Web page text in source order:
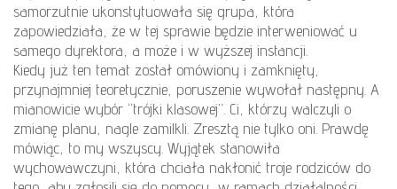
samorzutnie ukonstytuowała się grupa, która
zapowiedziała, że w tej sprawie będzie interweniować u
samego dyrektora, a może i w wyższej instancji.
Kiedy już ten temat został omówiony i zamknięty,
przynajmniej teoretycznie, poruszenie wywołał następny. A
mianowicie wybór “trójki klasowej”. Ci, którzy walczyli o
zmianę planu, nagle zamilkli. Zresztą nie tylko oni. Prawdę
mówiąc, to my wszyscy. Wyjątek stanowiła
wychowawczyni, która chciała nakłonić troje rodziców do